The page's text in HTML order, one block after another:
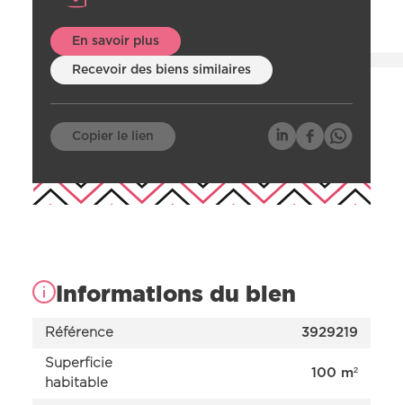
En savoir plus
Recevoir des biens similaires
Copier le lien
Informations du bien
Référence 3929219
Superficie
habitable
100 m²